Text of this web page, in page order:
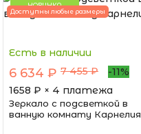
НОВИНКА
Доступны любые размеры
Есть в наличии
6 634 ₽ 7 455 ₽
-11%
1658 ₽ × 4 платежа
Зеркало с подсветкой в
ванную комнату Карнелия